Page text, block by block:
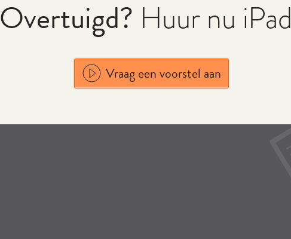
Overtuigd? Huur nu
Vraag een voorstel aan